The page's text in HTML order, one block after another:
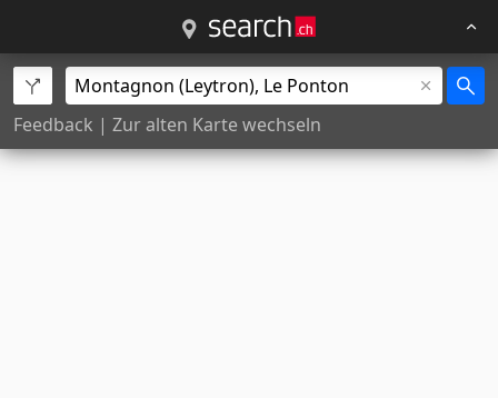
Feedback | Zur alten Karte wechseln